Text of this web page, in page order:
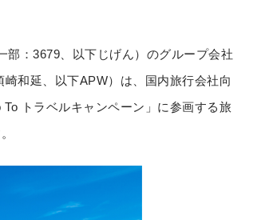
：3679、以下じげん）のグループ会社
和延、以下APW）は、国内旅行会社向
To トラベルキャンペーン」に参画する旅